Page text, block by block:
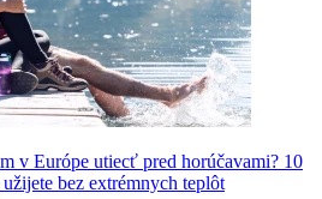
v Európe utiecť pred horúčavami? 10
bez extrémnych teplôt